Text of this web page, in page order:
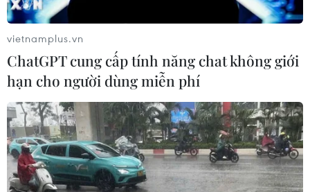
viêm đường hô hấp cấp COVID-19 đối với nhu cầu dầu
mỏ vẫn là điều gây lo ngại, khiến giá dầu thế giới đi
xuống.
vietnamplus.vn
ChatGPT cung cấp tính năng chat không giới
hạn cho người dùng miễn phí